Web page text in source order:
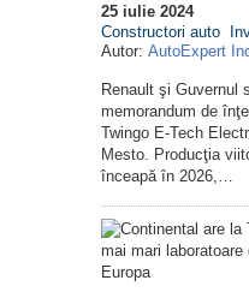
25 iulie 2024
Constructori auto
Autor: AutoExpert
Renault şi Guvernul
memorandum de
Twingo E-Tech
Mesto. Producţia
înceapă în 2026,…